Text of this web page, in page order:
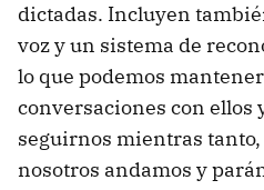
dictadas. Incluyen
voz y un sistema de
lo que podemos
conversaciones con ellos
seguirnos mientras
nosotros andamos y